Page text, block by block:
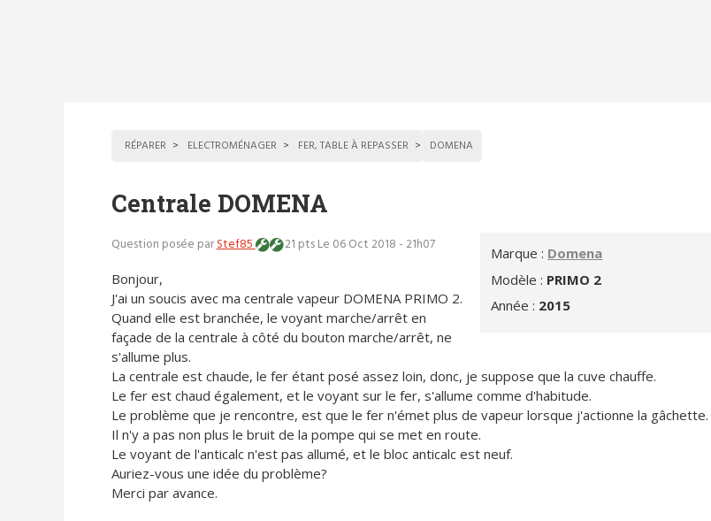
RÉPARER ELECTROMÉNAGER FER, TABLE À REPASSER DOMENA
Centrale DOMENA
Marque : Domena
Modèle : PRIMO 2
Année : 2015
Question posée parStef85 21 ptsLe 06 Oct 2018 - 21h07
Bonjour,
J'ai un soucis avec ma centrale vapeur DOMENA PRIMO 2.
Quand elle est branchée, le voyant marche/arrêt en
façade de la centrale à côté du bouton marche/arrêt, ne
s'allume plus.
La centrale est chaude, le fer étant posé assez loin, donc, je suppose que la cuve chauffe.
Le fer est chaud également, et le voyant sur le fer, s'allume comme d'habitude.
Le problème que je rencontre, est que le fer n'émet plus de vapeur lorsque j'actionne la gâchette.
Il n'y a pas non plus le bruit de la pompe qui se met en route.
Le voyant de l'anticalc n'est pas allumé, et le bloc anticalc est neuf.
Auriez-vous une idée du problème?
Merci par avance.